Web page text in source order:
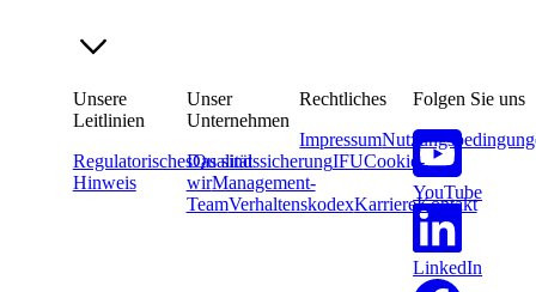
Unsere
Leitlinien
RegulatorischesQualitätssicherungIFUCookie-
Hinweis
Unser
Unternehmen
Das sind
wirManagement-
TeamVerhaltenskodexKarriereKontakt
Rechtliches
Impressum
Folgen Sie uns
YouTube
LinkedIn